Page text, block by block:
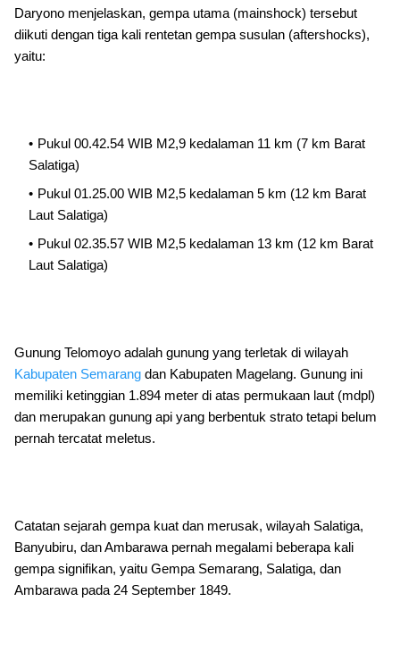
Daryono menjelaskan, gempa utama (mainshock) tersebut
diikuti dengan tiga kali rentetan gempa susulan (aftershocks),
yaitu:
Pukul 00.42.54 WIB M2,9 kedalaman 11 km (7 km Barat
Salatiga)
Pukul 01.25.00 WIB M2,5 kedalaman 5 km (12 km Barat
Laut Salatiga)
Pukul 02.35.57 WIB M2,5 kedalaman 13 km (12 km Barat
Laut Salatiga)
Gunung Telomoyo adalah gunung yang terletak di wilayah
Kabupaten Semarang dan Kabupaten Magelang. Gunung ini
memiliki ketinggian 1.894 meter di atas permukaan laut (mdpl)
dan merupakan gunung api yang berbentuk strato tetapi belum
pernah tercatat meletus.
Catatan sejarah gempa kuat dan merusak, wilayah Salatiga,
Banyubiru, dan Ambarawa pernah megalami beberapa kali
gempa signifikan, yaitu Gempa Semarang, Salatiga, dan
Ambarawa pada 24 September 1849.